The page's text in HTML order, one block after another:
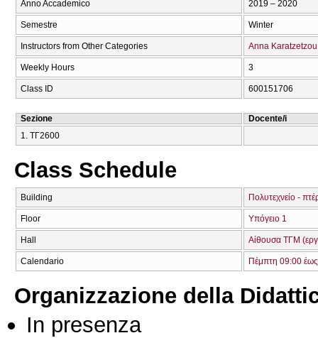
Anno Accademico 2019 – 2020
Semestre Winter
Instructors from Other Categories Anna Karatzetzou
Weekly Hours 3
Class ID 600151706
Sezione
Docente/i
1. ΤΓ2600
Class Schedule
Building Πολυτεχνείο -
Floor Υπόγειο 1
Hall Αίθουσα ΤΓΜ
Calendario Πέμπτη 09:00
Organizzazione della
In presenza